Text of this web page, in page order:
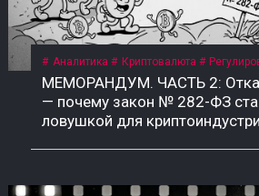
Аналитика Криптовалюта
МЕМОРАНДУМ. ЧАСТЬ 2:
— почему закон № 282-ФЗ
ловушкой для